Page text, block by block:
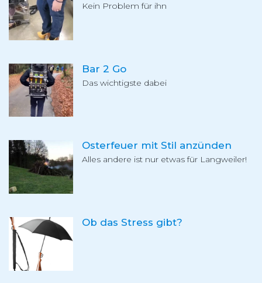
Kein Problem für ihn
Bar 2 Go
Das wichtigste dabei
Osterfeuer mit Stil anzünden
Alles andere ist nur etwas für Langweiler!
Ob das Stress gibt?